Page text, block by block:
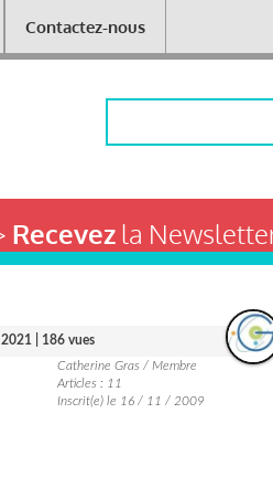
Contactez-nous
Recevezla
| 186 vues
Catherine Gras / Membre
Articles : 11
Inscrit(e) le 16 / 11 / 2009